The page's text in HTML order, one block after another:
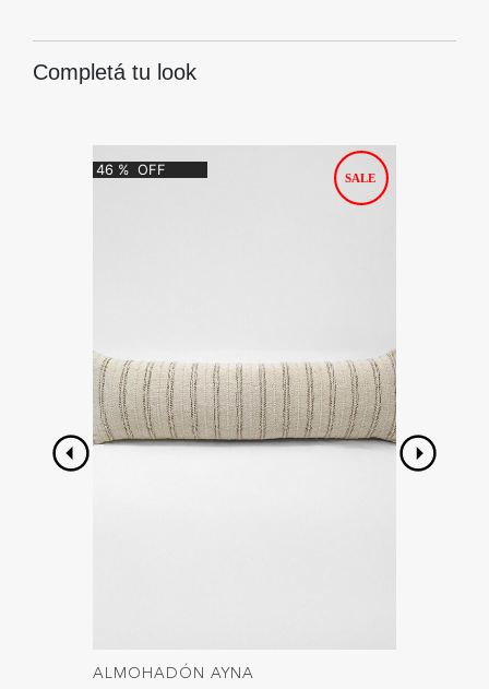
Completá tu look
46 % OFF
ALMOHADÓN AYNA